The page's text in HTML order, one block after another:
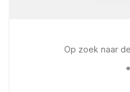
Op zoek naar